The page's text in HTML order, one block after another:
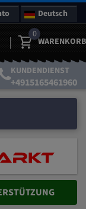
Deutsch
0
WARENKORB
KUNDENDIENST
+4915165461960